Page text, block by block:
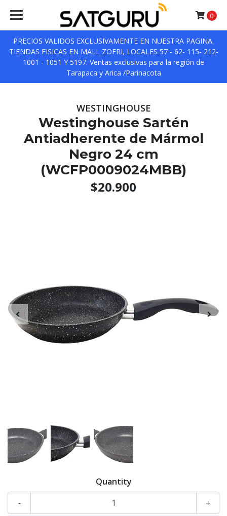
PRECIOS VALIDOS EXCLUSIVAMENTE EN NUESTRA PAGINA.
TIENDAS FISICAS EN MALL ZOFRI, LOCALES 57 - 62- 115- 212-
1001 - 1051 Y 5197. Ventas exclusivas para la región de
Tarapaca y Arica /Parinacota
0
WESTINGHOUSE
Westinghouse Sartén
Antiadherente de Mármol
Negro 24 cm
(WCFP0009024MBB)
$20.900
Quantity
+
-